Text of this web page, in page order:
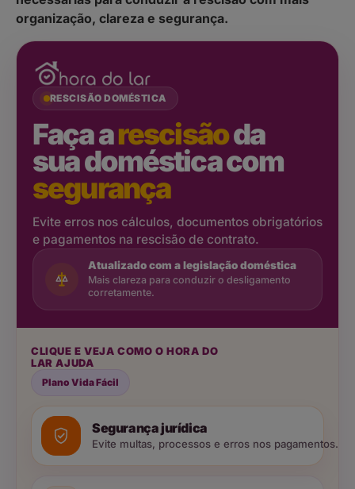
organização, clareza e segurança.
RESCISÃO DOMÉSTICA
Faça arescisãoda
sua doméstica com
segurança
Evite erros nos cálculos, documentos obrigatórios
e pagamentos na rescisão de contrato.
Atualizado com a legislação doméstica
Mais clareza para conduzir o desligamento
corretamente.
CLIQUE E VEJA COMO O HORA DO
LAR AJUDA
Plano Vida Fácil
Segurança jurídica
Evite multas, processos e erros nos pagamentos.